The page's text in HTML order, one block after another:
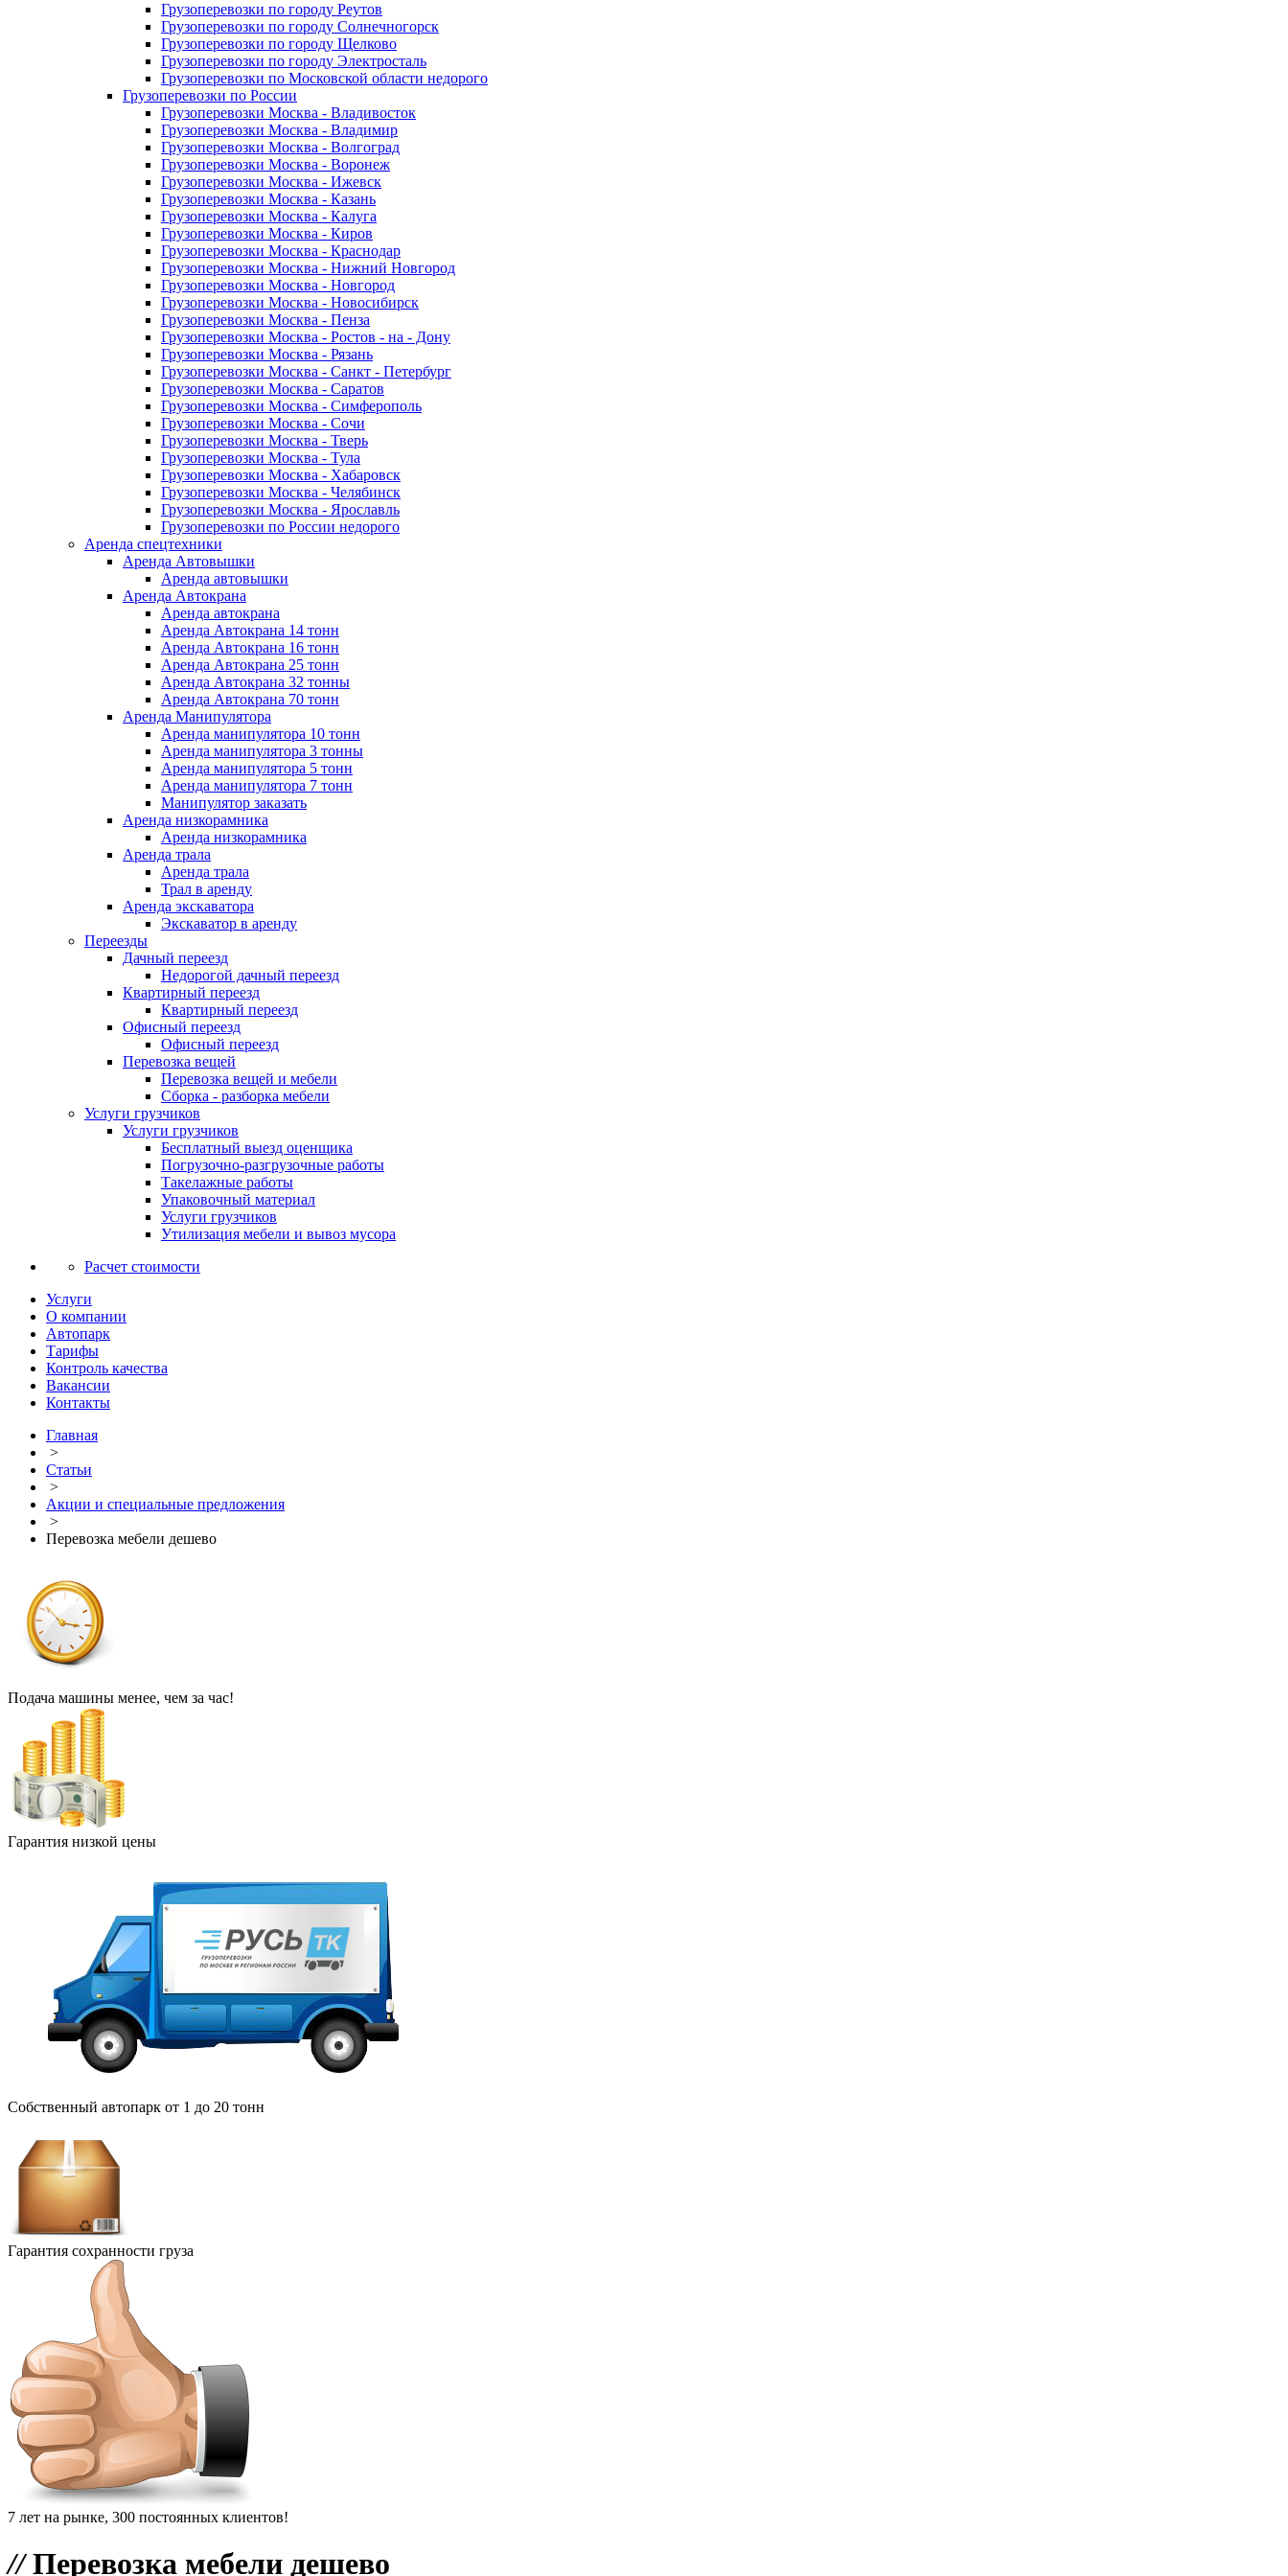
Грузоперевозки по городу Реутов
Грузоперевозки по городу Солнечногорск
Грузоперевозки по городу Щелково
Грузоперевозки по городу Электросталь
Грузоперевозки по Московской области недорого
Грузоперевозки по России
Грузоперевозки Москва - Владивосток
Грузоперевозки Москва - Владимир
Грузоперевозки Москва - Волгоград
Грузоперевозки Москва - Воронеж
Грузоперевозки Москва - Ижевск
Грузоперевозки Москва - Казань
Грузоперевозки Москва - Калуга
Грузоперевозки Москва - Киров
Грузоперевозки Москва - Краснодар
Грузоперевозки Москва - Нижний Новгород
Грузоперевозки Москва - Новгород
Грузоперевозки Москва - Новосибирск
Грузоперевозки Москва - Пенза
Грузоперевозки Москва - Ростов - на - Дону
Грузоперевозки Москва - Рязань
Грузоперевозки Москва - Санкт - Петербург
Грузоперевозки Москва - Саратов
Грузоперевозки Москва - Симферополь
Грузоперевозки Москва - Сочи
Грузоперевозки Москва - Тверь
Грузоперевозки Москва - Тула
Грузоперевозки Москва - Хабаровск
Грузоперевозки Москва - Челябинск
Грузоперевозки Москва - Ярославль
Грузоперевозки по России недорого
Аренда спецтехники
Аренда Автовышки
Аренда автовышки
Аренда Автокрана
Аренда автокрана
Аренда Автокрана 14 тонн
Аренда Автокрана 16 тонн
Аренда Автокрана 25 тонн
Аренда Автокрана 32 тонны
Аренда Автокрана 70 тонн
Аренда Манипулятора
Аренда манипулятора 10 тонн
Аренда манипулятора 3 тонны
Аренда манипулятора 5 тонн
Аренда манипулятора 7 тонн
Манипулятор заказать
Аренда низкорамника
Аренда низкорамника
Аренда трала
Аренда трала
Трал в аренду
Аренда экскаватора
Экскаватор в аренду
Переезды
Дачный переезд
Недорогой дачный переезд
Квартирный переезд
Квартирный переезд
Офисный переезд
Офисный переезд
Перевозка вещей
Перевозка вещей и мебели
Сборка - разборка мебели
Услуги грузчиков
Услуги грузчиков
Бесплатный выезд оценщика
Погрузочно-разгрузочные работы
Такелажные работы
Упаковочный материал
Услуги грузчиков
Утилизация мебели и вывоз мусора
Расчет стоимости
Услуги
О компании
Автопарк
Тарифы
Контроль качества
Вакансии
Контакты
Главная
>
Статьи
>
Акции и специальные предложения
>
Перевозка мебели дешево
Подача машины менее, чем за час!
Гарантия низкой цены
Собственный автопарк от 1 до 20 тонн
Гарантия сохранности груза
7 лет на рынке, 300 постоянных клиентов!
//Перевозка мебели дешево